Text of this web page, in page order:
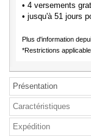
• 4 versements
• jusqu'à 51 jours
Plus d'information
*Restrictions
Présentation
Caractéristiques
Expédition